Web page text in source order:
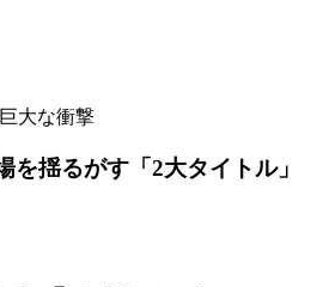
大な衝撃
を揺るがす「2大タイトル」